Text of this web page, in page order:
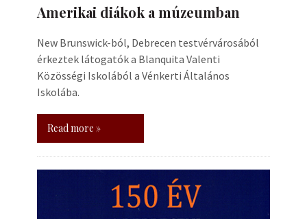
Amerikai diákok a múzeumban
New Brunswick-ból, Debrecen testvérvárosából
érkeztek látogatók a Blanquita Valenti
Közösségi Iskolából a Vénkerti Általános
Iskolába.
Read more »